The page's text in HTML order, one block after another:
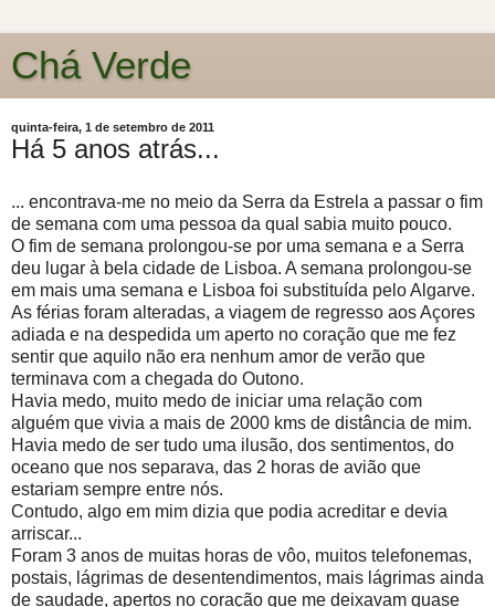
Chá Verde
quinta-feira, 1 de setembro de 2011
Há 5 anos atrás...
... encontrava-me no meio da Serra da Estrela a passar o fim
de semana com uma pessoa da qual sabia muito pouco.
O fim de semana prolongou-se por uma semana e a Serra
deu lugar à bela cidade de Lisboa. A semana prolongou-se
em mais uma semana e Lisboa foi substituída pelo Algarve.
As férias foram alteradas, a viagem de regresso aos Açores
adiada e na despedida um aperto no coração que me fez
sentir que aquilo não era nenhum amor de verão que
terminava com a chegada do Outono.
Havia medo, muito medo de iniciar uma relação com
alguém que vivia a mais de 2000 kms de distância de mim.
Havia medo de ser tudo uma ilusão, dos sentimentos, do
oceano que nos separava, das 2 horas de avião que
estariam sempre entre nós.
Contudo, algo em mim dizia que podia acreditar e devia
arriscar...
Foram 3 anos de muitas horas de vôo, muitos telefonemas,
postais, lágrimas de desentendimentos, mais lágrimas ainda
de saudade, apertos no coração que me deixavam quase